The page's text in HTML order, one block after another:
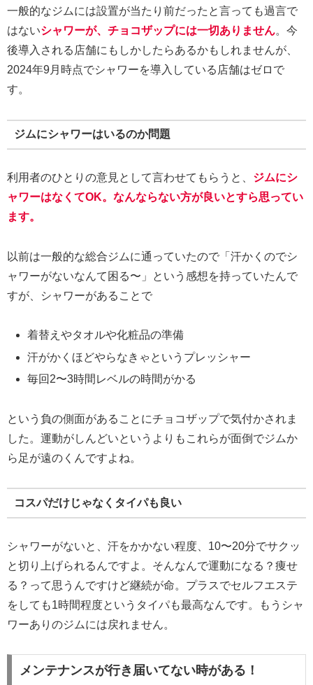
一般的なジムには設置が当たり前だったと言っても過言で
はないシャワーが、チョコザップには一切ありません。今
後導入される店舗にもしかしたらあるかもしれませんが、
2024年9月時点でシャワーを導入している店舗はゼロで
す。
ジムにシャワーはいるのか問題
利用者のひとりの意見として言わせてもらうと、 ジムにシ
ャワーはなくてOK。なんならない方が良いとすら思ってい
ます。
以前は一般的な総合ジムに通っていたので「汗かくのでシ
ャワーがないなんて困る〜」という感想を持っていたんで
すが、シャワーがあることで
着替えやタオルや化粧品の準備
汗がかくほどやらなきゃというプレッシャー
毎回2〜3時間レベルの時間がかる
という負の側面があることにチョコザップで気付かされま
した。運動がしんどいというよりもこれらが面倒でジムか
ら足が遠のくんですよね。
コスパだけじゃなくタイパも良い
シャワーがないと、汗をかかない程度、10〜20分でサクッ
と切り上げられるんですよ。そんなんで運動になる？痩せ
る？って思うんですけど継続が命。プラスでセルフエステ
をしても1時間程度というタイパも最高なんです。もうシャ
ワーありのジムには戻れません。
メンテナンスが行き届いてない時がある！